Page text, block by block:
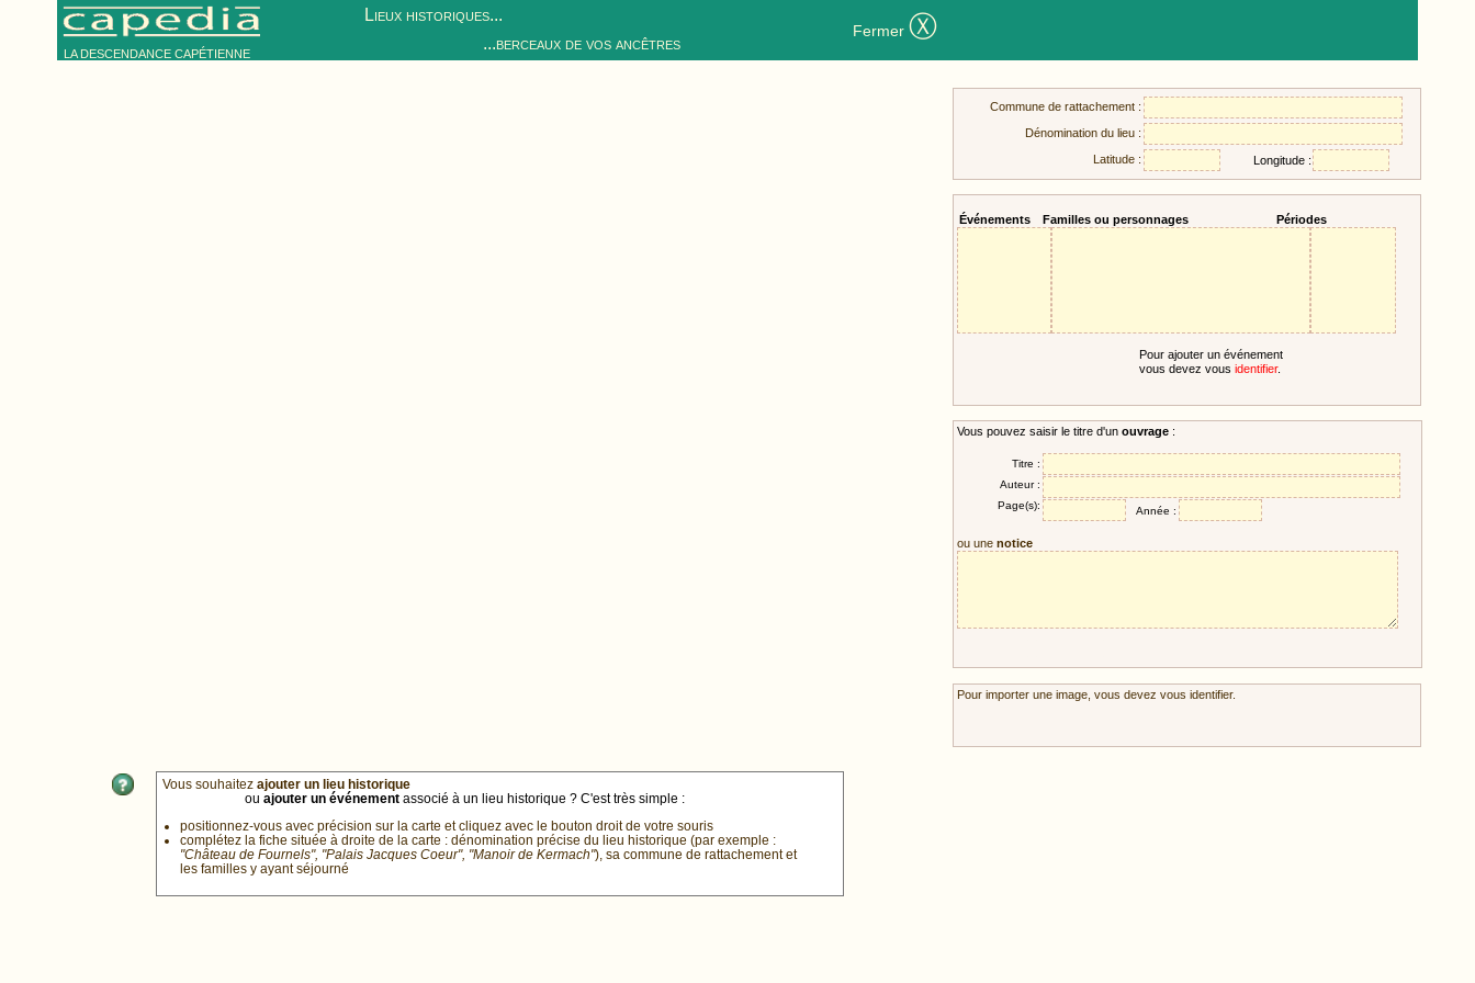
LA DESCENDANCE CAPÉTIENNE
Lieux historiques...
...berceaux de vos ancêtres
Fermer Ⓧ
Vous souhaitez ajouter un lieu historique
ou ajouter un événement associé à un lieu historique ? C'est très simple :
positionnez-vous avec précision sur la carte et cliquez avec le bouton droit de votre souris
complétez la fiche située à droite de la carte : dénomination précise du lieu historique (par exemple :
"Château de Fournels", "Palais Jacques Coeur", "Manoir de Kermach"), sa commune de rattachement et
les familles y ayant séjourné
Commune de rattachement :
Dénomination du lieu :
Latitude :
Longitude :
Événements Familles ou personnages Périodes
Pour ajouter un événement
vous devez vous identifier.
Vous pouvez saisir le titre d'un ouvrage :
Titre :
Auteur :
Page(s):
Année :
ou une notice
Pour importer une image, vous devez vous identifier.